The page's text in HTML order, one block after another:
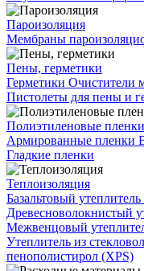
Пароизоляция
Мембраны
Пены, герметики
Герметики Очистители
Пистолеты для пены и
Полиэтиленовые пленки
Армированные пленки
Гладкие пленки
Теплоизоляция
Базальтовый утеплитель
Древесноволокнистый
Межвенцовый
Утеплитель из
пенополистирол (XPS)